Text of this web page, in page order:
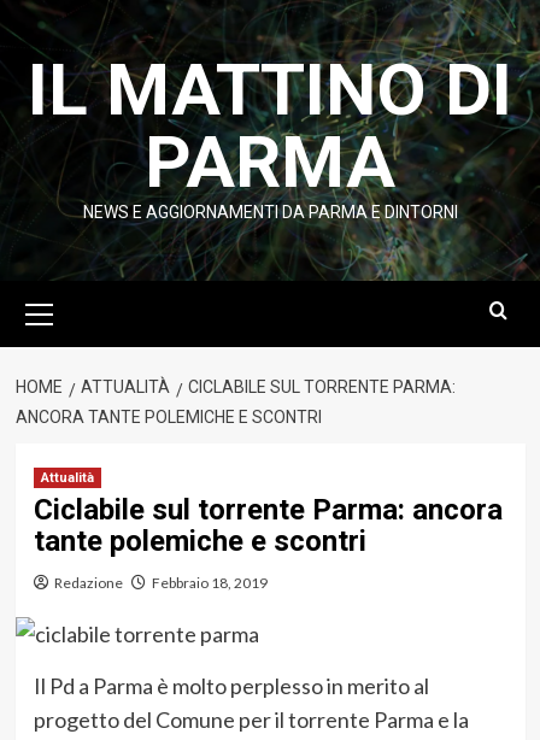
contenuto
IL MATTINO DI
PARMA
NEWS E AGGIORNAMENTI DA PARMA E DINTORNI
principale
HOME ATTUALITÀ
CICLABILE SUL TORRENTE PARMA:
ANCORA TANTE POLEMICHE E SCONTRI
Attualità
Ciclabile sul torrente Parma: ancora
tante polemiche e scontri
Redazione Febbraio 18, 2019
Il Pd a Parma è molto perplesso in merito al
progetto del Comune per il torrente Parma e la